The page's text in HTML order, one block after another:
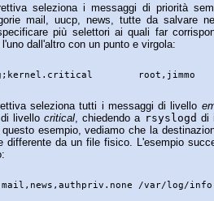
seleziona i messaggi di priorità
mail, uucp, news, tutte da salvare
più selettori ai quali far
dall'altro con un punto e virgola:
seleziona tutti i messaggi di livello
di livellocritical , chiedendo a rsyslogd di
esempio, vediamo che la
differente da un file fisico. L'esempio